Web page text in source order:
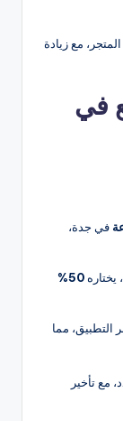
مع زيادة
في
في جدة،
، يختاره 50%
التطبيق، مما
مع تأخير